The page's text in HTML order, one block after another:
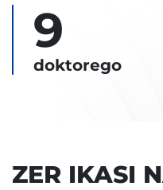
9
doktorego
ZER IKASI